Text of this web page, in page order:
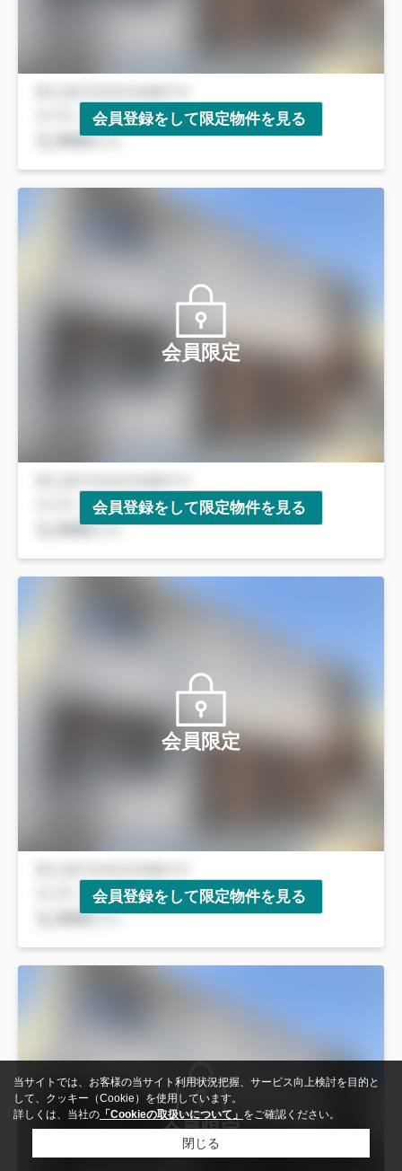
会員登録をして限定物件を見る
会員限定
会員登録をして限定物件を見る
会員限定
会員登録をして限定物件を見る
会員限定
当サイトでは、お客様の当サイト利用状況把握、サービス向上検討を目的と
して、クッキー（Cookie）を使用しています。
詳しくは、当社の 「Cookieの取扱いについて」 をご確認ください。
閉じる